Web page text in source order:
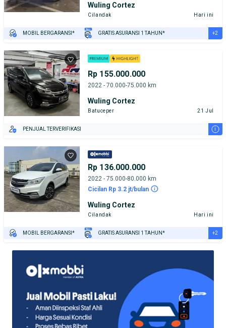
Wuling Cortez
Cilandak Hari ini
MOBIL BERGARANSI* GRATIS ASURANSI 1 TAHUN* +2
Rp 155.000.000
2022 - 70.000-75.000 km
Wuling Cortez
Batuceper 21 Jul
PENJUAL TERVERIFIKASI i
Rp 136.000.000
2022 - 75.000-80.000 km
Cicilan Rp 3.2 jt/bulan
Wuling Cortez
Cilandak Hari ini
MOBIL BERGARANSI* GRATIS ASURANSI 1 TAHUN* +2